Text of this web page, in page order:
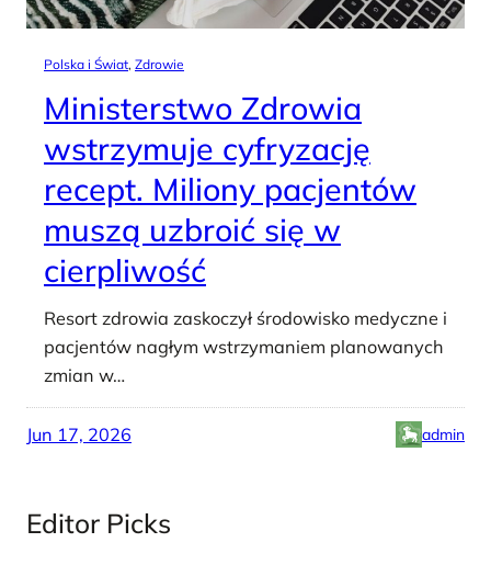
Polska i Świat, Zdrowie
Ministerstwo Zdrowia
wstrzymuje cyfryzację
recept. Miliony pacjentów
muszą uzbroić się w
cierpliwość
Resort zdrowia zaskoczył środowisko medyczne i
pacjentów nagłym wstrzymaniem planowanych
zmian w…
Jun 17, 2026 admin
Editor Picks